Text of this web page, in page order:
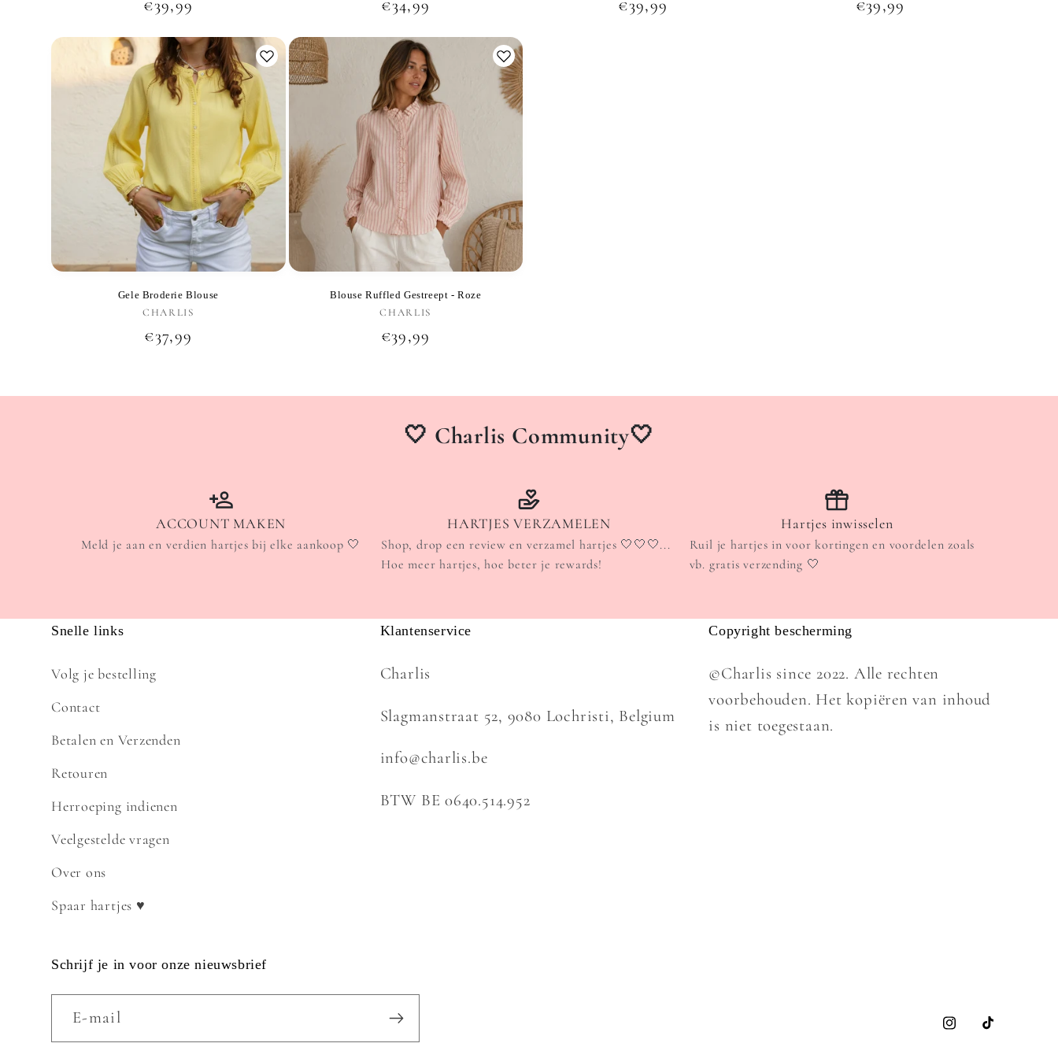
Normale
€39,99
Normale
€34,99
Normale
€39,99
Normale
€39,99
Gele Broderie Blouse
Verkoper:
CHARLIS
Normale
€37,99
Blouse Ruffled Gestreept - Roze
Verkoper:
CHARLIS
Normale
€39,99
🤍 Charlis Community🤍
ACCOUNT MAKEN
Meld je aan en verdien hartjes bij elke aankoop 🤍
HARTJES VERZAMELEN
Shop, drop een review en verzamel hartjes 🤍🤍🤍...
Hoe meer hartjes, hoe beter je rewards!
Hartjes inwisselen
Ruil je hartjes in voor kortingen en voordelen zoals
vb. gratis verzending 🤍
Snelle links
Volg je bestelling
Contact
Betalen en Verzenden
Retouren
Herroeping indienen
Veelgestelde vragen
Over ons
Spaar hartjes ♥
Klantenservice
Charlis
Slagmanstraat 52, 9080 Lochristi, Belgium
info@charlis.be
BTW BE 0640.514.952
Copyright bescherming
©Charlis since 2022. Alle rechten
voorbehouden. Het kopiëren van inhoud
is niet toegestaan.
Schrijf je in voor onze nieuwsbrief
E‑mail
InstagramTikTok